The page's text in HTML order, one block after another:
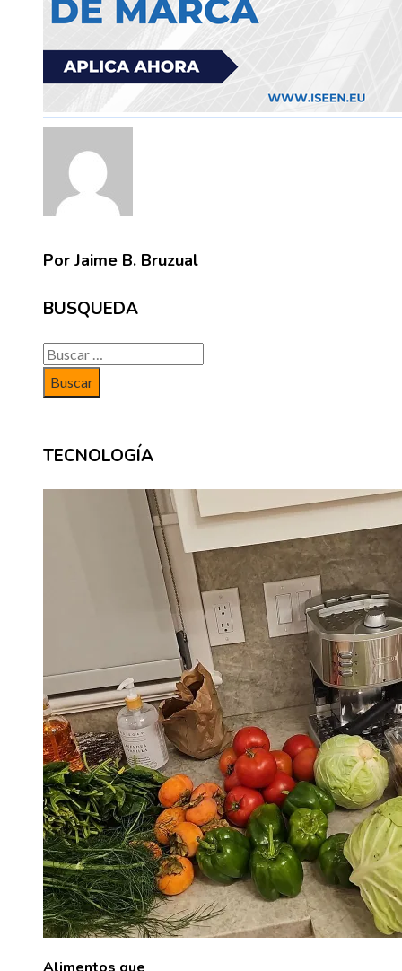
Por Jaime B. Bruzual
BUSQUEDA
Buscar:
TECNOLOGÍA